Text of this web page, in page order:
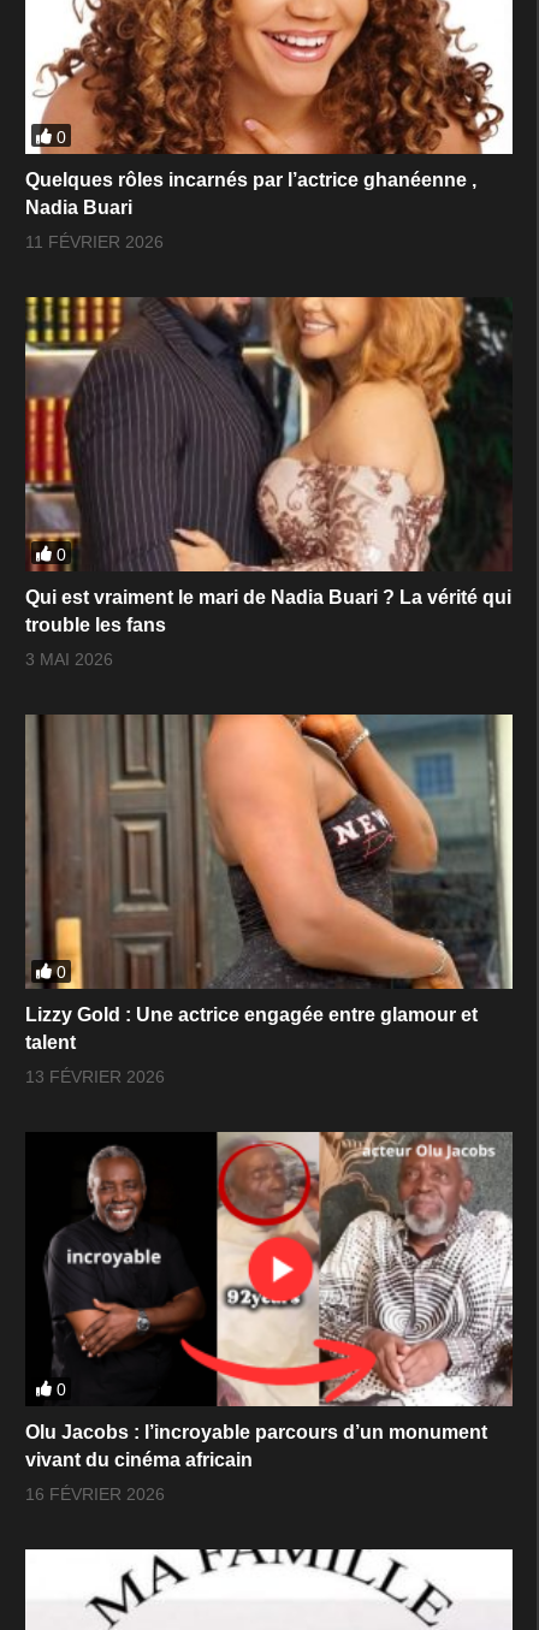
0
Quelques rôles incarnés par l’actrice ghanéenne ,
Nadia Buari
11 FÉVRIER 2026
0
Qui est vraiment le mari de Nadia Buari ? La vérité qui
trouble les fans
3 MAI 2026
0
Lizzy Gold : Une actrice engagée entre glamour et
talent
13 FÉVRIER 2026
0
Olu Jacobs : l’incroyable parcours d’un monument
vivant du cinéma africain
16 FÉVRIER 2026